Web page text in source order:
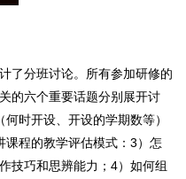
了分班讨论。所有参加研修的
的六个重要话题分别展开讨
时开设、开设的学期数等）
课程的教学评估模式：3）怎
技巧和思辨能力；4）如何组